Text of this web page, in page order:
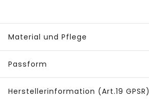
Material und Pflege
Passform
Herstellerinformation (Art.19 GPSR)